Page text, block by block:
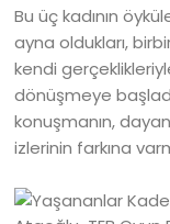
Bu üç kadının
ayna oldukları,
kendi
dönüşmeye
konuşmanın,
izlerinin farkına